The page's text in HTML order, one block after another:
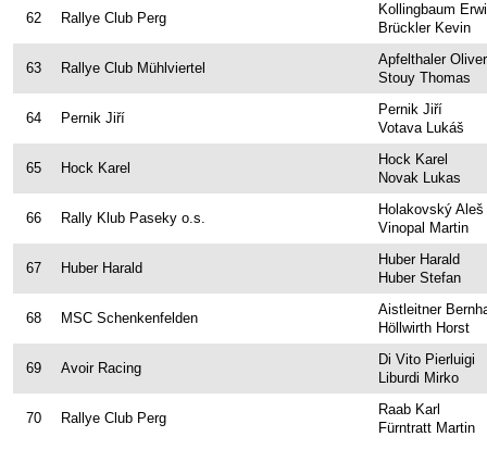
62 Rallye Club Perg
Kollingbaum
Brückler Kevin
63 Rallye Club Mühlviertel
Apfelthaler Oliver
Stouy Thomas
64 Pernik Jiří
Pernik Jiří
Votava Lukáš
65 Hock Karel
Hock Karel
Novak Lukas
66 Rally Klub Paseky o.s.
Holakovský Aleš
Vinopal Martin
67 Huber Harald
Huber Harald
Huber Stefan
68 MSC Schenkenfelden
Aistleitner
Höllwirth Horst
69 Avoir Racing
Di Vito Pierluigi
Liburdi Mirko
70 Rallye Club Perg
Raab Karl
Fürntratt Martin